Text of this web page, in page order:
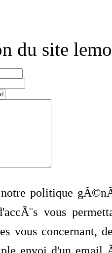
du site
politique
vous
vous concernant,
envoi d'un